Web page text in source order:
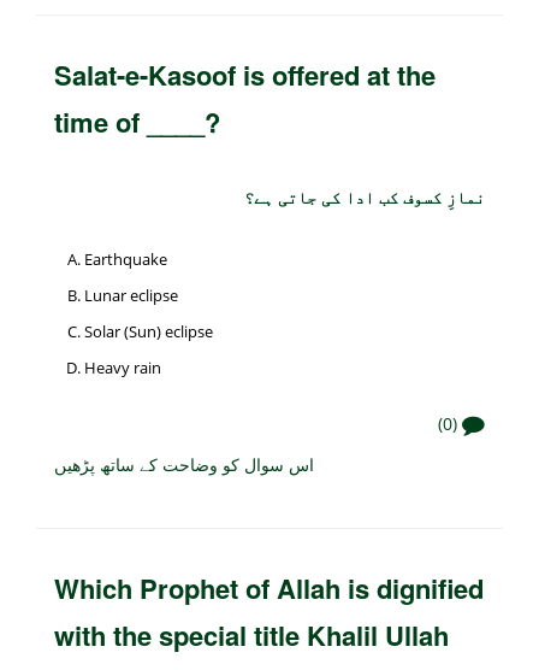
Salat-e-Kasoof is offered at the
time of ____?
نمازِ کسوف کب ادا کی جاتی ہے؟
Earthquake
Lunar eclipse
Solar (Sun) eclipse
Heavy rain
(0)
اس سوال کو وضاحت کے ساتھ پڑھیں
Which Prophet of Allah is dignified
with the special title Khalil Ullah